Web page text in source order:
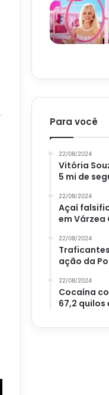
Para você
22/08/2024
Vitória
5 mi de
22/08/2024
Açaí
em Várzea
22/08/2024
Traficantes
ação da
22/08/2024
Cocaína
67,2 quilos